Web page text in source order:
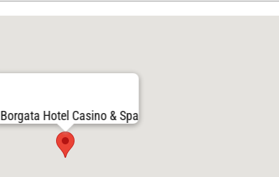
Borgata Hotel Casino & Spa